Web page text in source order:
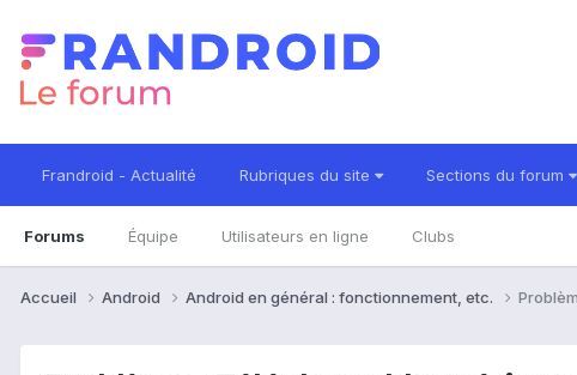
Frandroid - Actualité Rubriques du site Sections du forum
Forums Équipe Utilisateurs en ligne Clubs
Accueil Android Android en général : fonctionnement, etc.